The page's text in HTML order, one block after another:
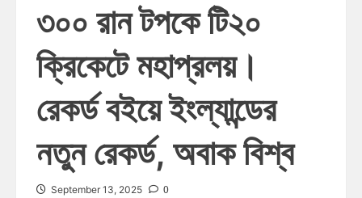
৩০০ রান টপকে টি২০
ক্রিকেটে মহাপ্রলয়।
রেকর্ড বইয়ে ইংল্যান্ডের
নতুন রেকর্ড, অবাক বিশ্ব
September 13, 2025 0